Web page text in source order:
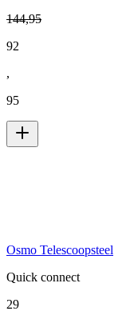
144,95
92
,
95
Osmo Telescoopsteel
Quick connect
29